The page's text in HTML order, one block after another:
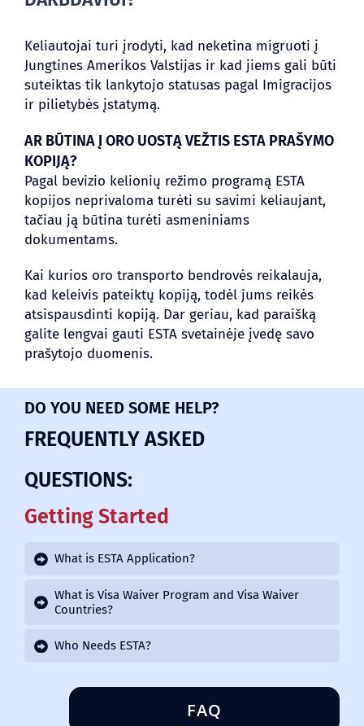
Keliautojai turi įrodyti, kad neketina migruoti į
Jungtines Amerikos Valstijas ir kad jiems gali būti
suteiktas tik lankytojo statusas pagal Imigracijos
ir pilietybės įstatymą.
AR BŪTINA Į ORO UOSTĄ VEŽTIS ESTA PRAŠYMO
KOPIJĄ?
Pagal bevizio kelionių režimo programą ESTA
kopijos neprivaloma turėti su savimi keliaujant,
tačiau ją būtina turėti asmeniniams
dokumentams.
Kai kurios oro transporto bendrovės reikalauja,
kad keleivis pateiktų kopiją, todėl jums reikės
atsispausdinti kopiją. Dar geriau, kad paraišką
galite lengvai gauti ESTA svetainėje įvedę savo
prašytojo duomenis.
DO YOU NEED SOME HELP?
FREQUENTLY ASKED
QUESTIONS:
Getting Started
What is ESTA Application?
What is Visa Waiver Program and Visa Waiver
Countries?
Who Needs ESTA?
FAQ